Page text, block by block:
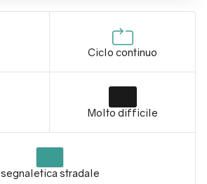
Ciclo continuo
Molto difficile
segnaletica stradale